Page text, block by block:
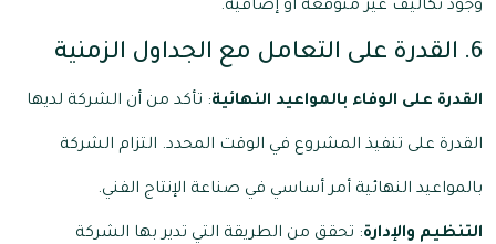
وجود تكاليف غير متوقعة أو إضافية.
6. القدرة على التعامل مع الجداول الزمنية
القدرة على الوفاء بالمواعيد النهائية: تأكد من أن الشركة لديها
القدرة على تنفيذ المشروع في الوقت المحدد. التزام الشركة
بالمواعيد النهائية أمر أساسي في صناعة الإنتاج الفني.
التنظيم والإدارة: تحقق من الطريقة التي تدير بها الشركة